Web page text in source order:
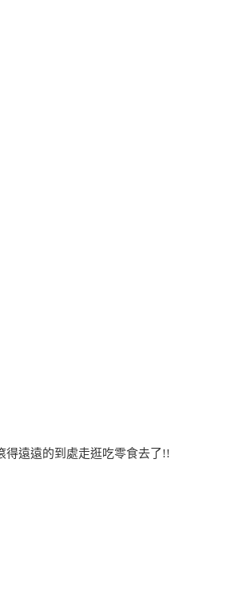
得遠遠的到處走逛吃零食去了!!